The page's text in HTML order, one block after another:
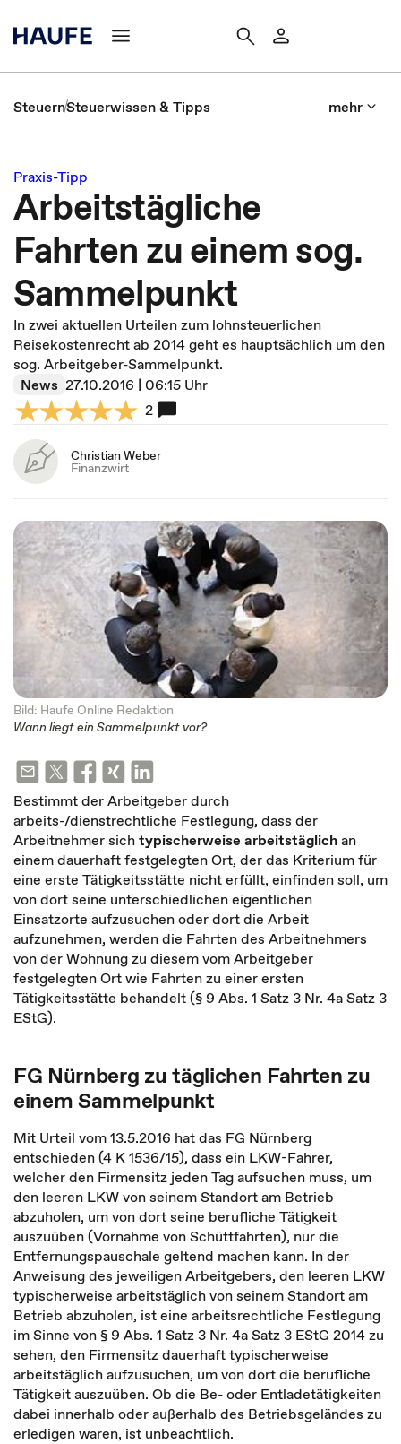
SteuernSteuerwissen & Tipps mehr
Praxis-Tipp
Arbeitstägliche
Fahrten zu einem sog.
Sammelpunkt
In zwei aktuellen Urteilen zum lohnsteuerlichen
Reisekostenrecht ab 2014 geht es hauptsächlich um den
sog. Arbeitgeber-Sammelpunkt.
News 27.10.2016 | 06:15 Uhr
2
Christian Weber
Finanzwirt
Bild: Haufe Online Redaktion
Wann liegt ein Sammelpunkt vor?
Bestimmt der Arbeitgeber durch
arbeits-/dienstrechtliche Festlegung, dass der
Arbeitnehmer sichtypischerweise arbeitstäglichan
einem dauerhaft festgelegten Ort, der das Kriterium für
eine erste Tätigkeitsstätte nicht erfüllt, einfinden soll, um
von dort seine unterschiedlichen eigentlichen
Einsatzorte aufzusuchen oder dort die Arbeit
aufzunehmen, werden die Fahrten des Arbeitnehmers
von der Wohnung zu diesem vom Arbeitgeber
festgelegten Ort wie Fahrten zu einer ersten
Tätigkeitsstätte behandelt (§ 9 Abs. 1 Satz 3 Nr. 4a Satz 3
EStG).
FG Nürnberg zu täglichen Fahrten zu
einem Sammelpunkt
Mit Urteil vom 13.5.2016 hat das FG Nürnberg
entschieden (4 K 1536/15), dass ein LKW-Fahrer,
welcher den Firmensitz jeden Tag aufsuchen muss, um
den leeren LKW von seinem Standort am Betrieb
abzuholen, um von dort seine berufliche Tätigkeit
auszuüben (Vornahme von Schüttfahrten), nur die
Entfernungspauschale geltend machen kann. In der
Anweisung des jeweiligen Arbeitgebers, den leeren LKW
typischerweise arbeitstäglich von seinem Standort am
Betrieb abzuholen, ist eine arbeitsrechtliche Festlegung
im Sinne von § 9 Abs. 1 Satz 3 Nr. 4a Satz 3 EStG 2014 zu
sehen, den Firmensitz dauerhaft typischerweise
arbeitstäglich aufzusuchen, um von dort die berufliche
Tätigkeit auszuüben. Ob die Be- oder Entladetätigkeiten
dabei innerhalb oder außerhalb des Betriebsgeländes zu
erledigen waren, ist unbeachtlich.